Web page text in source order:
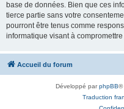
base de données. Bien que ces
tierce partie sans votre
pourront être tenus comme
informatique visant à
Accueil du forum
Développé parphpBB®
Traduction